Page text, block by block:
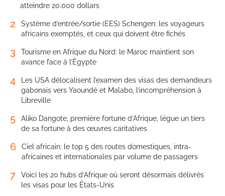
atteindre 20.000 dollars
2
Système d’entrée/sortie (EES) Schengen: les voyageurs
africains exemptés, et ceux qui doivent être fichés
3
Tourisme en Afrique du Nord: le Maroc maintient son
avance face à l’Égypte
4
Les USA délocalisent l’examen des visas des demandeurs
gabonais vers Yaoundé et Malabo, l’incompréhension à
Libreville
5
Aliko Dangote, première fortune d’Afrique, lègue un tiers
de sa fortune à des œuvres caritatives
6
Ciel africain: le top 5 des routes domestiques, intra-
africaines et internationales par volume de passagers
7
Voici les 20 hubs d’Afrique où seront désormais délivrés
les visas pour les États-Unis